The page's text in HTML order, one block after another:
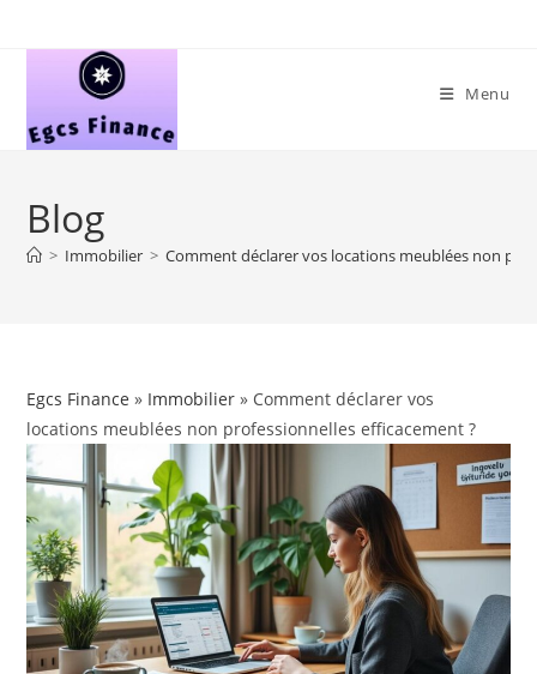
Menu
Blog
> Immobilier > Comment déclarer vos locations meublées non
Egcs Finance » Immobilier » Comment déclarer vos
locations meublées non professionnelles efficacement ?